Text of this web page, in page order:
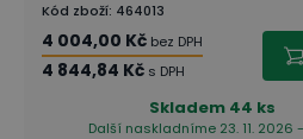
Kód zboží: 464013
4 004,00 Kč bez DPH
4 844,84 Kč s DPH
Skladem 44 ks
Další naskladníme 23. 11. 2026